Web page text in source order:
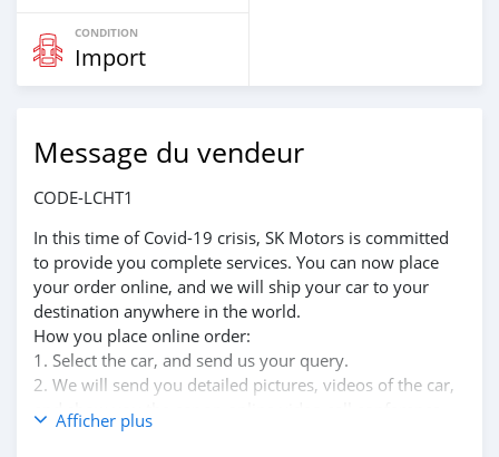
CONDITION
Import
Message du vendeur
CODE-LCHT1
In this time of Covid-19 crisis, SK Motors is committed
to provide you complete services. You can now place
your order online, and we will ship your car to your
destination anywhere in the world.
How you place online order:
1. Select the car, and send us your query.
2. We will send you detailed pictures, videos of the car,
and show you the car on online video call conference.
3. Once we agree on a certain price, we will send you a
Afficher plus